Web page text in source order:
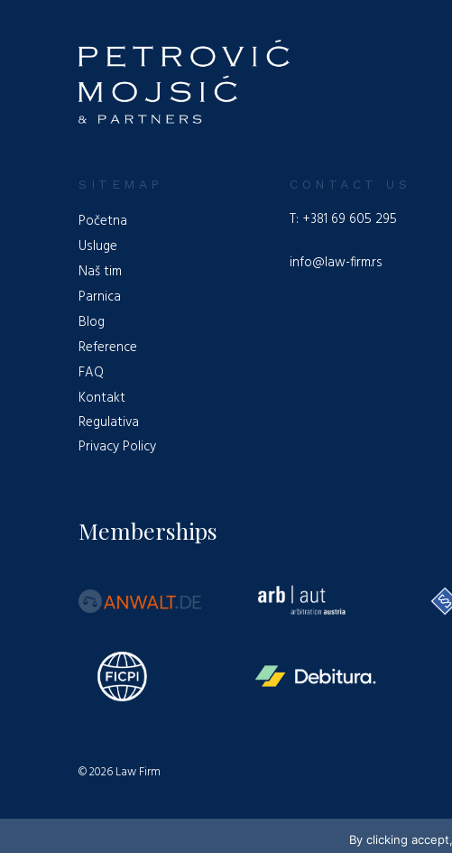
Zum Profil
SITEMAP
Početna
Usluge
Naš tim
Parnica
Blog
Reference
FAQ
Kontakt
Regulativa
Privacy Policy
CONTACT US
T: +381 69 605 295
info@law-firm.rs
Memberships
© 2026 Law Firm
By clicking